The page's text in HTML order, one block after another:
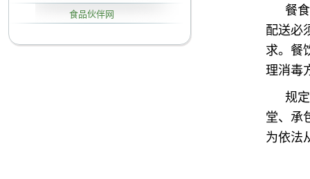
食品伙伴网
餐
配送必
求。餐
理消毒
规
堂、承
为依法